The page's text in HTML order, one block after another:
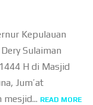
Kepulauan
Sulaiman
H di Masjid
Jum’at
READ MORE